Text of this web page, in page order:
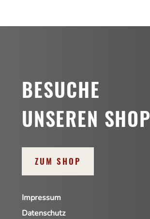
BESUCHE
UNSEREN SHOP
ZUM SHOP
Impressum
Datenschutz